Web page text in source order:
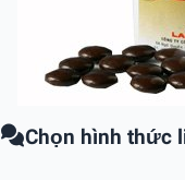
Chọn hình thức